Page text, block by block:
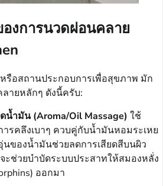
งการนวดผ่อนคลาย
รือสถานประกอบการเพื่อสุขภาพ มัก
ายหลักๆ ดังนี้ครับ:
น้ำมัน (Aroma/Oil Massage) ใช้
รคลึงเบาๆ ควบคู่กับน้ำมันหอมระเหย
นของน้ำมันช่วยลดการเสียดสีบนผิว
ช่วยบำบัดระบบประสาทให้สมองหลั่ง
ออกมา